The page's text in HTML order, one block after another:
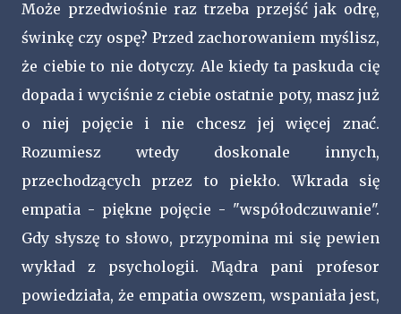
Może przedwiośnie raz trzeba przejść jak odrę,
świnkę czy ospę? Przed zachorowaniem myślisz,
że ciebie to nie dotyczy. Ale kiedy ta paskuda cię
dopada i wyciśnie z ciebie ostatnie poty, masz już
o niej pojęcie i nie chcesz jej więcej znać.
Rozumiesz wtedy doskonale innych,
przechodzących przez to piekło. Wkrada się
empatia - piękne pojęcie - "współodczuwanie".
Gdy słyszę to słowo, przypomina mi się pewien
wykład z psychologii. Mądra pani profesor
powiedziała, że empatia owszem, wspaniała jest,